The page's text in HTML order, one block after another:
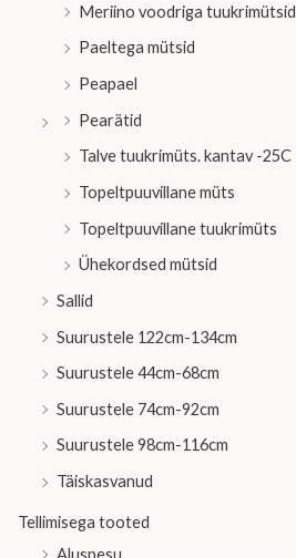
Meriino voodriga tuukrimütsid
Paeltega mütsid
Peapael
Pearätid
Talve tuukrimüts. kantav -25C
Topeltpuuvillane müts
Topeltpuuvillane tuukrimüts
Ühekordsed mütsid
Sallid
Suurustele 122cm-134cm
Suurustele 44cm-68cm
Suurustele 74cm-92cm
Suurustele 98cm-116cm
Täiskasvanud
Tellimisega tooted
Aluspesu